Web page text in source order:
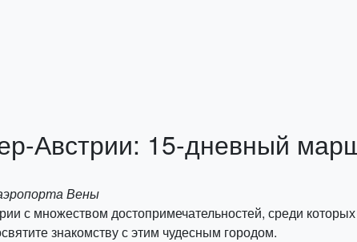
Австрии: 15-дневный
Вены
с множеством достопримечательностей, среди
знакомству с этим чудесным городом.